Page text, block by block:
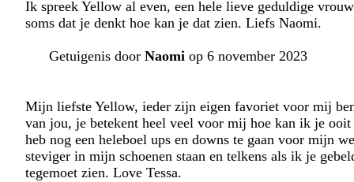
Ik spreek Yellow al even, een hele lieve geduldige
soms dat je denkt hoe kan je dat zien. Liefs Naomi.
Getuigenis door Naomi op 6 november 2023
Mijn liefste Yellow, ieder zijn eigen favoriet voor mij
van jou, je betekent heel veel voor mij hoe kan ik je
heb nog een heleboel ups en downs te gaan voor mijn
steviger in mijn schoenen staan en telkens als ik je
tegemoet zien. Love Tessa.